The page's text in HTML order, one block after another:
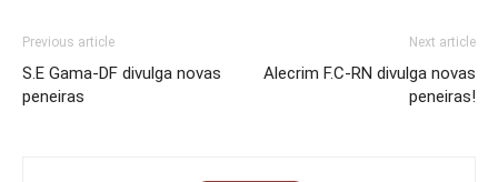
Previous article
S.E Gama-DF divulga novas
peneiras
Next article
Alecrim F.C-RN divulga novas
peneiras!